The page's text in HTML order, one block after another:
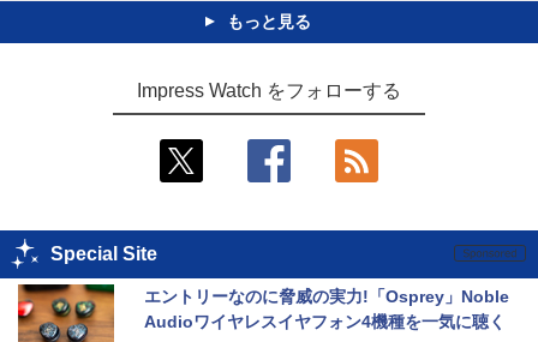
もっと見る
Impress Watch をフォローする
Special Site
エントリーなのに脅威の実力!「Osprey」Noble
Audioワイヤレスイヤフォン4機種を一気に聴く